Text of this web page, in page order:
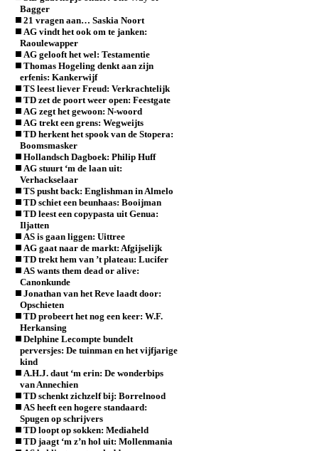
Bagger
21 vragen aan… Saskia Noort
AG vindt het ook om te janken:
Raoulewapper
AG gelooft het wel: Testamentie
Thomas Hogeling denkt aan zijn
erfenis: Kankerwijf
TS leest liever Freud: Verkrachtelijk
TD zet de poort weer open: Feestgate
AG zegt het gewoon: N-woord
AG trekt een grens: Wegweijts
TD herkent het spook van de Stopera:
Boomsmasker
Hollandsch Dagboek: Philip Huff
AG stuurt ‘m de laan uit:
Verhackselaar
TS pusht back: Englishman in Almelo
TD schiet een beunhaas: Booijman
TD leest een copypasta uit Genua:
Iljatten
AS is gaan liggen: Uittree
AG gaat naar de markt: Afgijselijk
TD trekt hem van ’t plateau: Lucifer
AS wants them dead or alive:
Canonkunde
Jonathan van het Reve laadt door:
Opschieten
TD probeert het nog een keer: W.F.
Herkansing
Delphine Lecompte bundelt
perversjes: De tuinman en het vijfjarige
kind
A.H.J. daut ‘m erin: De wonderbips
van Annechien
TD schenkt zichzelf bij: Borrelnood
AS heeft een hogere standaard:
Spugen op schrijvers
TD loopt op sokken: Mediaheld
TD jaagt ‘m z’n hol uit: Mollenmania